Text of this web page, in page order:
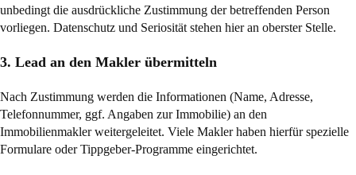
unbedingt die ausdrückliche Zustimmung der betreffenden Person
vorliegen. Datenschutz und Seriosität stehen hier an oberster Stelle.
3. Lead an den Makler übermitteln
Nach Zustimmung werden die Informationen (Name, Adresse,
Telefonnummer, ggf. Angaben zur Immobilie) an den
Immobilienmakler weitergeleitet. Viele Makler haben hierfür spezielle
Formulare oder Tippgeber-Programme eingerichtet.